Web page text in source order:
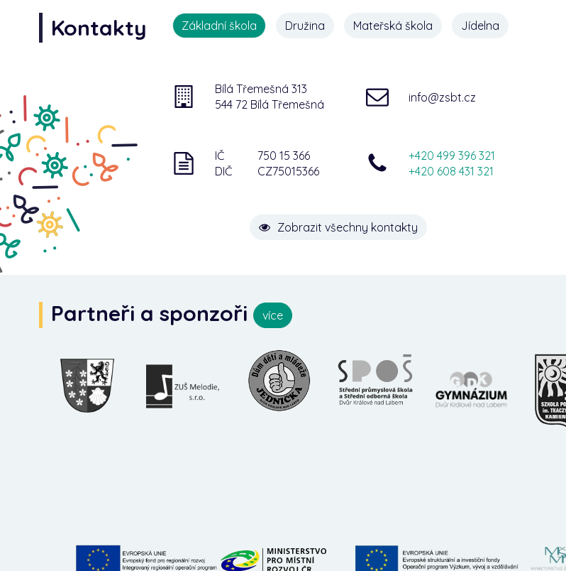
Kontakty Základní škola Družina Mateřská škola Jídelna
Bílá Třemešná 313
544 72 Bílá Třemešná
info@zsbt.cz
IČ
750 15 366
DIČ
CZ75015366
+420 499 396 321
+420 608 431 321
Zobrazit všechny kontakty
Partneři a sponzoři více